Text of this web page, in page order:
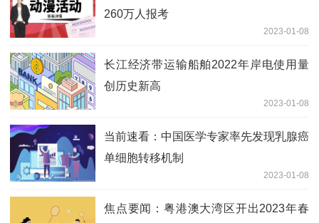
260万人报考
2023-01-08
长江经济带运输船舶2022年岸电使用量
创历史新高
2023-01-08
当前速看：中国医学专家率先发现乳腺癌
单细胞转移机制
2023-01-08
焦点要闻：粤港澳大湾区开出2023年春